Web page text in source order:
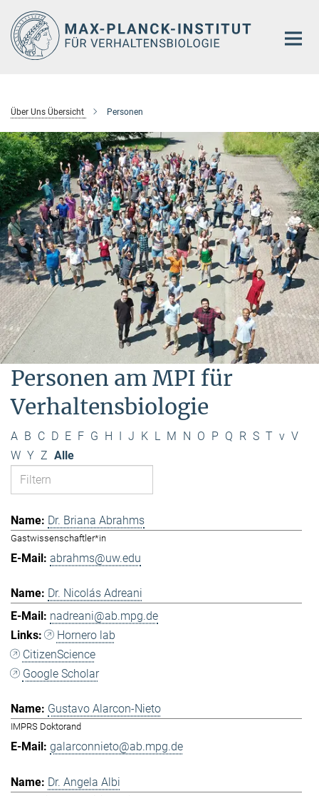
Hauptinhalt
Über Uns Übersicht Personen
Personen am MPI für
Verhaltensbiologie
A B C D E F G H J K L M N O P Q R S T v V
W Y Z Alle
Dr. Briana Abrahms
Gastwissenschaftler*in
abrahms@uw.edu
Dr. Nicolás Adreani
nadreani@ab.mpg.de
Hornero lab
CitizenScience
Google Scholar
Gustavo Alarcon-Nieto
IMPRS Doktorand
galarconnieto@ab.mpg.de
Dr. Angela Albi